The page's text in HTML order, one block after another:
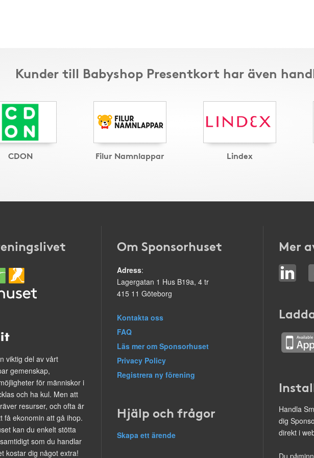
Kunder till Babyshop Presentkort har även
CDON Filur Namnlappar Lindex
viktig del av vårt
gemenskap,
för människor i
och ha kul. Men att
resurser, och ofta är
få ekonomin att gå ihop.
kan du enkelt stötta
som du handlar
kostar dig något extra!
Om Sponsorhuset
Adress:
Lagergatan 1 Hus B19a, 4 tr
415 11 Göteborg
Kontakta oss
FAQ
Läs mer om Sponsorhuset
Privacy Policy
Registrera ny förening
Hjälp och frågor
Skapa ett ärende
Mer
Handla
dig
direkt i